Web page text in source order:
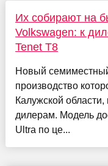
Их собирают на
Volkswagen: к
Tenet T8
Новый
производство
Калужской области,
дилерам. Модель
Ultra по це...